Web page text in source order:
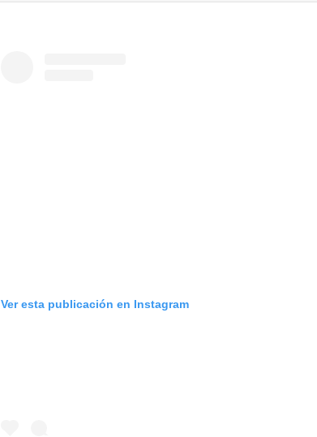
Ver esta publicación en Instagram